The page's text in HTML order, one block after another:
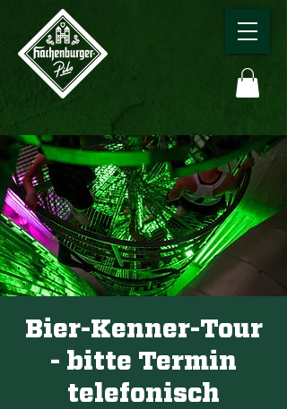
Bier-Kenner-Tour
- bitte Termin
telefonisch